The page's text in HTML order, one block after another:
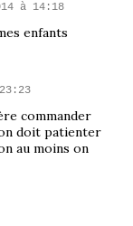
à 14:18
enfants
commander
doit patienter
au moins on